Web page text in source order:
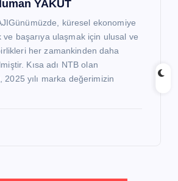
YAKUT
küresel ekonomiye
başarıya ulaşmak için ulusal ve
her zamankinden daha
Kısa adı NTB olan
2025 yılı marka değerimizin